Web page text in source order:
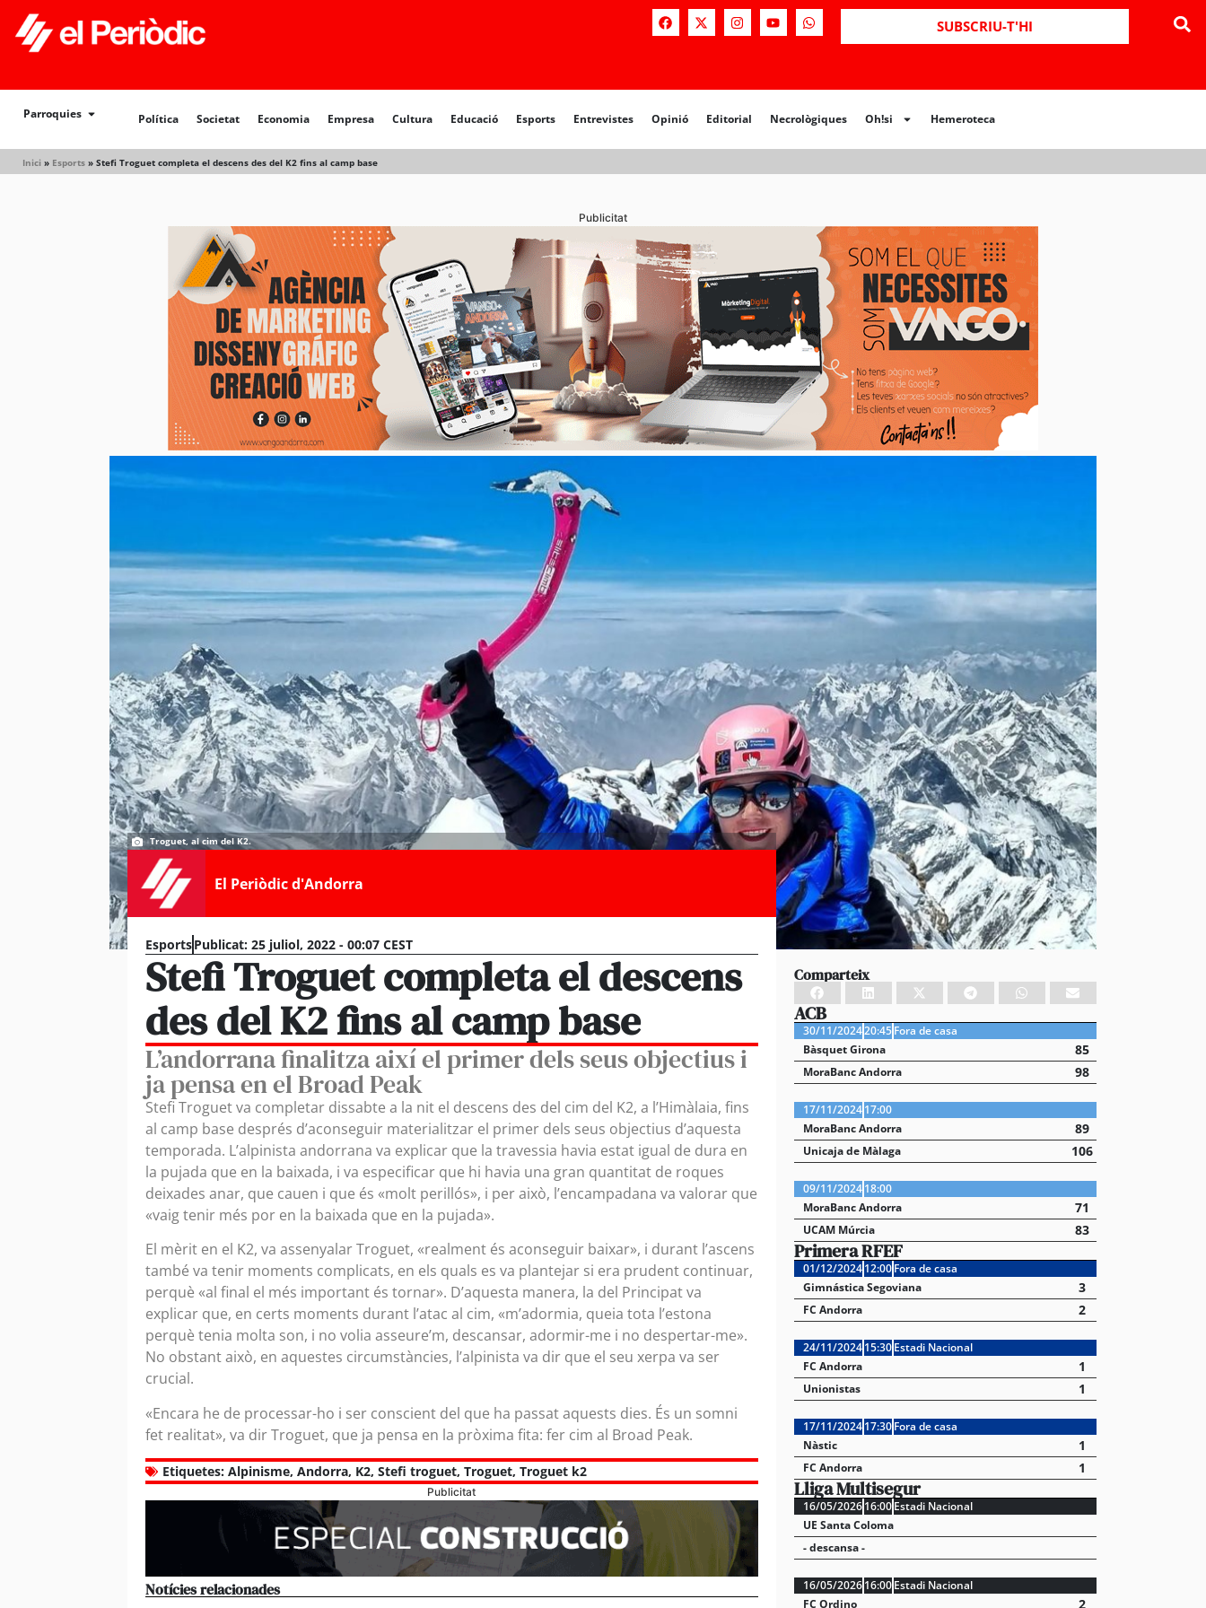
SUBSCRIU-T'HI
Parroquies Política Societat Economia Empresa Cultura Educació Esports Entrevistes Opinió Editorial Necrològiques Oh!si Hemeroteca
Inici » Esports » Stefi Troguet completa el descens des del K2 fins al camp base
Política Societat Opinió Editorial Necrològiques Hemeroteca
Publicitat
Troguet, al cim del K2.
El Periòdic d'Andorra
EsportsPublicat: 25 juliol, 2022 - 00:07 CEST
Stefi Troguet completa el descens
des del K2 fins al camp base
L’andorrana finalitza així el primer dels seus objectius i
ja pensa en el Broad Peak
Stefi Troguet va completar dissabte a la nit el descens des del cim del K2, a l’Himàlaia, fins
al camp base després d’aconseguir materialitzar el primer dels seus objectius d’aquesta
temporada. L’alpinista andorrana va explicar que la travessia havia estat igual de dura en
la pujada que en la baixada, i va especificar que hi havia una gran quantitat de roques
deixades anar, que cauen i que és «molt perillós», i per això, l’encampadana va valorar que
«vaig tenir més por en la baixada que en la pujada».
El mèrit en el K2, va assenyalar Troguet, «realment és aconseguir baixar», i durant l’ascens
també va tenir moments complicats, en els quals es va plantejar si era prudent continuar,
perquè «al final el més important és tornar». D’aquesta manera, la del Principat va
explicar que, en certs moments durant l’atac al cim, «m’adormia, queia tota l’estona
perquè tenia molta son, i no volia asseure’m, descansar, adormir-me i no despertar-me».
No obstant això, en aquestes circumstàncies, l’alpinista va dir que el seu xerpa va ser
crucial.
«Encara he de processar-ho i ser conscient del que ha passat aquests dies. És un somni
fet realitat», va dir Troguet, que ja pensa en la pròxima fita: fer cim al Broad Peak.
Etiquetes: Alpinisme, Andorra, K2, Stefi troguet, Troguet, Troguet k2
Publicitat
Notícies relacionades
Comparteix
ACB
30/11/202420:45 Fora de casa
Bàsquet Girona
85
MoraBanc Andorra 98
17/11/2024 17:00
MoraBanc Andorra
89
Unicaja de Màlaga 106
09/11/2024 18:00
MoraBanc Andorra
71
UCAM Múrcia 83
Primera RFEF
01/12/2024 12:00 Fora de casa
Gimnástica Segoviana
3
FC Andorra 2
24/11/2024 15:30 Estadi Nacional
FC Andorra
1
Unionistas 1
17/11/2024 17:30 Fora de casa
Nàstic
1
FC Andorra 1
Lliga Multisegur
16/05/2026 16:00 Estadi Nacional
UE Santa Coloma
- descansa -
16/05/2026 16:00 Estadi Nacional
FC Ordino
2